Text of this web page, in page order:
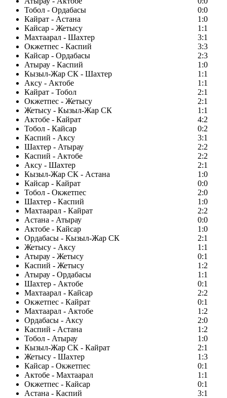
Тобол - Ордабасы
0:0
Кайрат - Астана
1:0
Кайсар - Жетысу
1:1
Махтаарал - Шахтер
3:1
Окжетпес - Каспий
3:3
Кайсар - Ордабасы
2:3
Атырау - Каспий
1:0
Кызыл-Жар СК - Шахтер
1:1
Аксу - Актобе
1:1
Кайрат - Тобол
2:1
Окжетпес - Жетысу
2:1
Жетысу - Кызыл-Жар СК
1:1
Актобе - Кайрат
4:2
Тобол - Кайсар
0:2
Каспий - Аксу
3:1
Шахтер - Атырау
2:2
Каспий - Актобе
2:2
Аксу - Шахтер
2:1
Кызыл-Жар СК - Астана
1:0
Кайсар - Кайрат
0:0
Тобол - Окжетпес
2:0
Шахтер - Каспий
1:0
Махтаарал - Кайрат
2:2
Астана - Атырау
0:0
Актобе - Кайсар
1:0
Ордабасы - Кызыл-Жар СК
2:1
Жетысу - Аксу
1:1
Атырау - Жетысу
0:1
Каспий - Жетысу
1:2
Атырау - Ордабасы
1:1
Шахтер - Актобе
0:1
Махтаарал - Кайсар
2:2
Окжетпес - Кайрат
0:1
Махтаарал - Актобе
1:2
Ордабасы - Аксу
2:0
Каспий - Астана
1:2
Тобол - Атырау
1:0
Кызыл-Жар СК - Кайрат
2:1
Жетысу - Шахтер
1:3
Кайсар - Окжетпес
0:1
Актобе - Махтаарал
1:1
Окжетпес - Кайсар
0:1
Астана - Каспий
3:1